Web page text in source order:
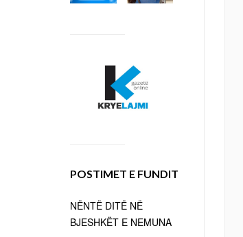
POSTIMET E FUNDIT
NËNTË DITË NË
BJESHKËT E NEMUNA